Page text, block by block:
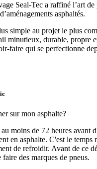
Seal-Tec a raffiné l’art
asphaltés.
simple au projet le plus
minutieux, durable, propre
faire qui se perfectionne
sur mon asphalte?
moins de 72 heures avant
en asphalte. C'est le temps
de refroidir. Avant de ce
des marques de pneus.